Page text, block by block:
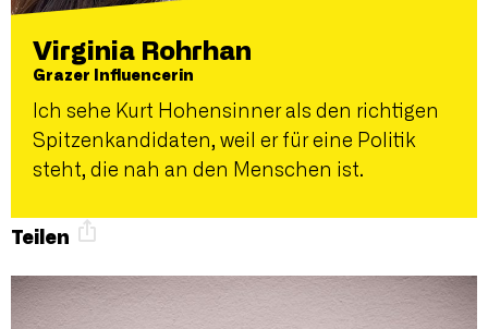
Virginia Rohrhan
Grazer Influencerin
Ich sehe Kurt Hohensinner als den richtigen
Spitzenkandidaten, weil er für eine Politik
steht, die nah an den Menschen ist.
Teilen